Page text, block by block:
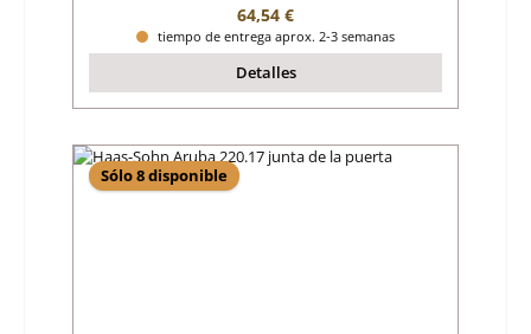
Precio normal:
64,54 €
tiempo de entrega aprox. 2-3 semanas
Detalles
Sólo 8 disponible